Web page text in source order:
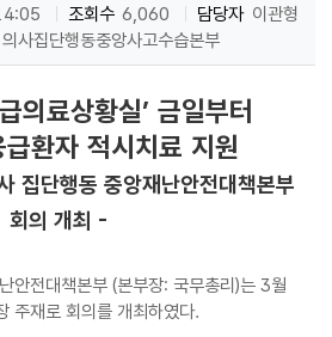
조회수 6,060 담당자 이관형
의사집단행동중앙사고수습본부
의료상황실’ 금일부터
환자 적시치료 지원
집단행동 중앙재난안전대책본부
회의 개최 -
안전대책본부 (본부장: 국무총리)는 3월
주재로 회의를 개최하였다.